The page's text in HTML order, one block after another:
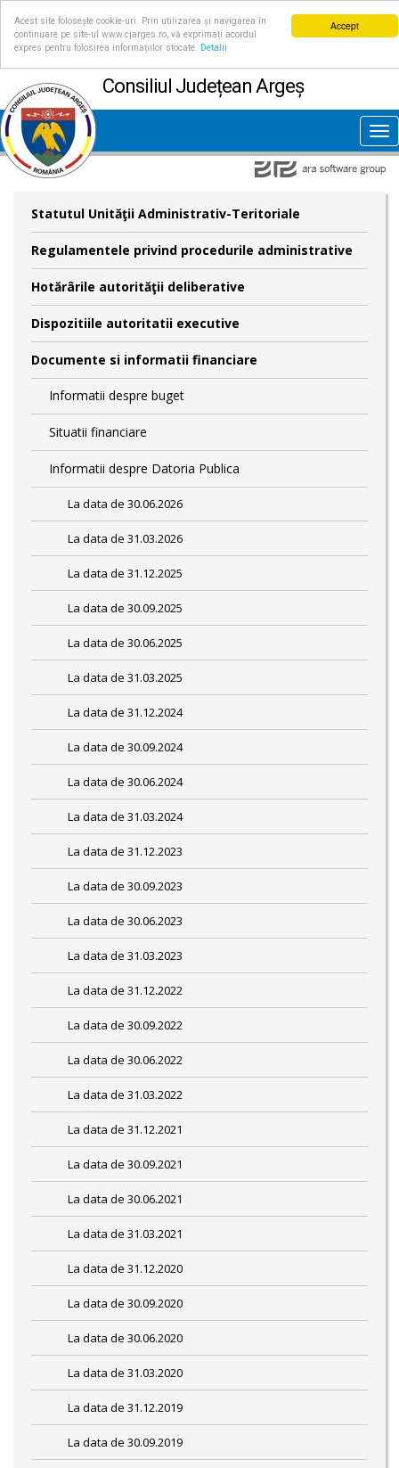
Accept
Acest site folosește cookie-uri. Prin utilizarea și navigarea în
continuare pe site-ul www.cjarges.ro, vă exprimați acordul
expres pentru folosirea informațiilor stocate.
Detalii
Consiliul Județean Argeș
Statutul Unităţii Administrativ-Teritoriale
Regulamentele privind procedurile administrative
Hotărârile autorităţii deliberative
Dispozitiile autoritatii executive
Documente si informatii financiare
Informatii despre buget
Situatii financiare
Informatii despre Datoria Publica
La data de 30.06.2026
La data de 31.03.2026
La data de 31.12.2025
La data de 30.09.2025
La data de 30.06.2025
La data de 31.03.2025
La data de 31.12.2024
La data de 30.09.2024
La data de 30.06.2024
La data de 31.03.2024
La data de 31.12.2023
La data de 30.09.2023
La data de 30.06.2023
La data de 31.03.2023
La data de 31.12.2022
La data de 30.09.2022
La data de 30.06.2022
La data de 31.03.2022
La data de 31.12.2021
La data de 30.09.2021
La data de 30.06.2021
La data de 31.03.2021
La data de 31.12.2020
La data de 30.09.2020
La data de 30.06.2020
La data de 31.03.2020
La data de 31.12.2019
La data de 30.09.2019